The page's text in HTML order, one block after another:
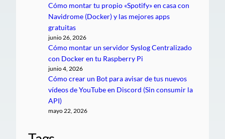
Cómo montar tu propio «Spotify» en casa con
Navidrome (Docker) y las mejores apps
gratuitas
junio 26, 2026
Cómo montar un servidor Syslog Centralizado
con Docker en tu Raspberry Pi
junio 4, 2026
Cómo crear un Bot para avisar de tus nuevos
vídeos de YouTube en Discord (Sin consumir la
API)
mayo 22, 2026